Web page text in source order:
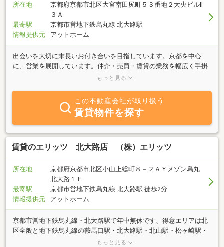
所在地
京都府京都市北区大宮南田尻町５３番地２大央ビルⅡ
３Ａ
最寄駅
京都市営地下鉄烏丸線 北大路駅
情報提供元
アットホーム
出会いを大切に末長いお付き合いを目指しています。京都を中心
に、営業を展開しています。仲介・売買・賃貸の業務を幅広く手掛
けております。女性スタッフで営業しておりますのでお客様のニー
もっと見る
この不動産会社が取り扱う
賃貸物件を探す
賃貸のエリッツ 北大路店 （株）エリッツ
所在地
京都府京都市北区小山上総町８－２ＡＹメゾン烏丸
北大路１Ｆ
最寄駅
京都市営地下鉄烏丸線 北大路駅 徒歩2分
情報提供元
アットホーム
京都市営地下鉄烏丸線・北大路駅で年中無休です、得意エリアは北
区全般と地下鉄烏丸線の鞍馬口駅・北大路駅・北山駅・松ヶ崎駅・
国際会館駅です。京都市北部は昔から閑静な住宅地として人気で
もっと見る